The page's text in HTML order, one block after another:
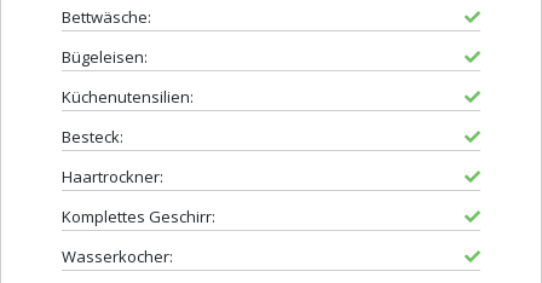
Bettwäsche:
Bügeleisen:
Küchenutensilien:
Besteck:
Haartrockner:
Komplettes Geschirr:
Wasserkocher: